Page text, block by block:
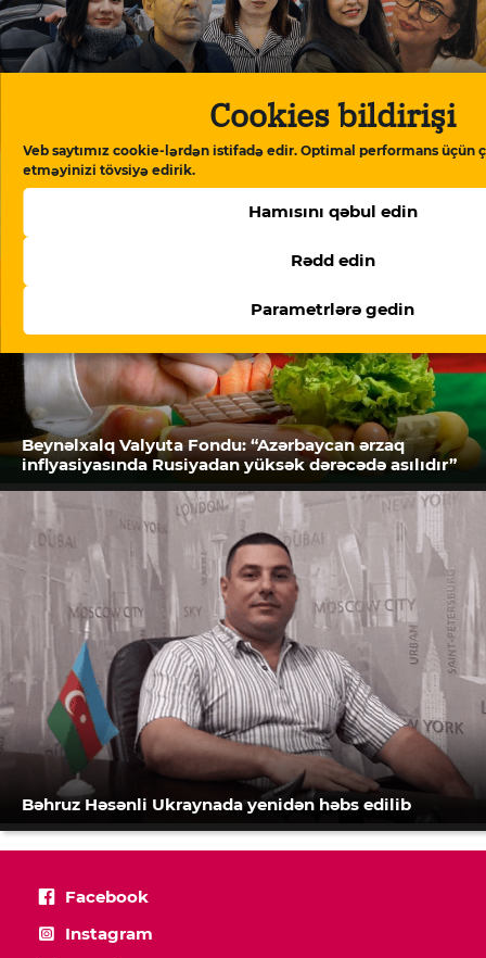
Cookies bildirişi
Veb saytımız cookie-lərdən istifadə edir. Optimal performans üçün
etməyinizi tövsiyə edirik.
Hamısını qəbul edin
Rədd edin
Parametrlərə gedin
“Meydan TV işi”: “Burada mühakimə olunan
Azərbaycan cəmiyyətinin vicdanıdır”
Beynəlxalq Valyuta Fondu: “Azərbaycan ərzaq
inflyasiyasında Rusiyadan yüksək dərəcədə asılıdır”
Bəhruz Həsənli Ukraynada yenidən həbs edilib
Facebook
Instagram